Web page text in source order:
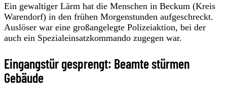
Ein gewaltiger Lärm hat die Menschen in Beckum (Kreis
Warendorf) in den frühen Morgenstunden aufgeschreckt.
Auslöser war eine großangelegte Polizeiaktion, bei der
auch ein Spezialeinsatzkommando zugegen war.
Eingangstür gesprengt: Beamte stürmen
Gebäude